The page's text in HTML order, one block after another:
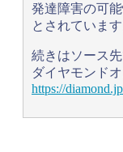
発達障害の可
とされています
続きはソース
ダイヤモンド
https://